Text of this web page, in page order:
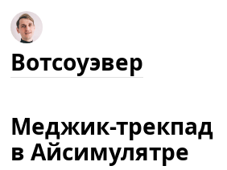
Вотсоуэвер
Меджик-трекпад
в Айсимулятре